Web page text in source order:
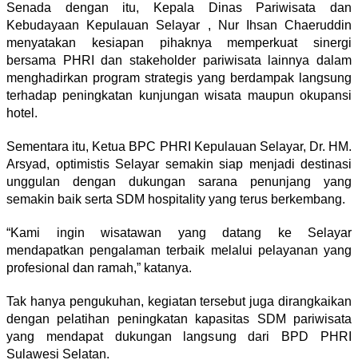
Senada dengan itu, Kepala Dinas Pariwisata dan
Kebudayaan Kepulauan Selayar , Nur Ihsan Chaeruddin
menyatakan kesiapan pihaknya memperkuat sinergi
bersama PHRI dan stakeholder pariwisata lainnya dalam
menghadirkan program strategis yang berdampak langsung
terhadap peningkatan kunjungan wisata maupun okupansi
hotel.
Sementara itu, Ketua BPC PHRI Kepulauan Selayar, Dr. HM.
Arsyad, optimistis Selayar semakin siap menjadi destinasi
unggulan dengan dukungan sarana penunjang yang
semakin baik serta SDM hospitality yang terus berkembang.
“Kami ingin wisatawan yang datang ke Selayar
mendapatkan pengalaman terbaik melalui pelayanan yang
profesional dan ramah,” katanya.
Tak hanya pengukuhan, kegiatan tersebut juga dirangkaikan
dengan pelatihan peningkatan kapasitas SDM pariwisata
yang mendapat dukungan langsung dari BPD PHRI
Sulawesi Selatan.